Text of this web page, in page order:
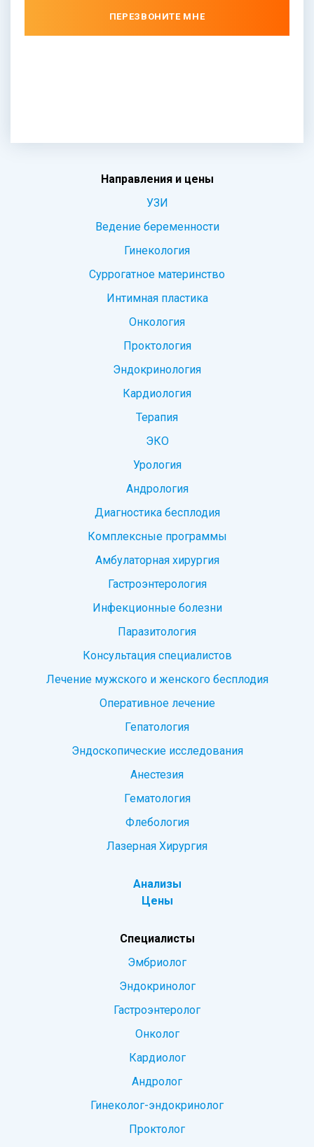
ПЕРЕЗВОНИТЕ МНЕ
Направления и цены
УЗИ
Ведение беременности
Гинекология
Суррогатное материнство
Интимная пластика
Онкология
Проктология
Эндокринология
Кардиология
Терапия
ЭКО
Урология
Андрология
Диагностика бесплодия
Комплексные программы
Амбулаторная хирургия
Гастроэнтерология
Инфекционные болезни
Паразитология
Консультация специалистов
Лечение мужского и женского бесплодия
Оперативное лечение
Гепатология
Эндоскопические исследования
Анестезия
Гематология
Флебология
Лазерная Хирургия
Анализы
Цены
Специалисты
Эмбриолог
Эндокринолог
Гастроэнтеролог
Онколог
Кардиолог
Андролог
Гинеколог-эндокринолог
Проктолог